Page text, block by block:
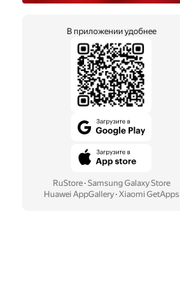
В приложении удобнее
RuStore· Samsung Galaxy Store
Huawei AppGallery· Xiaomi GetApps